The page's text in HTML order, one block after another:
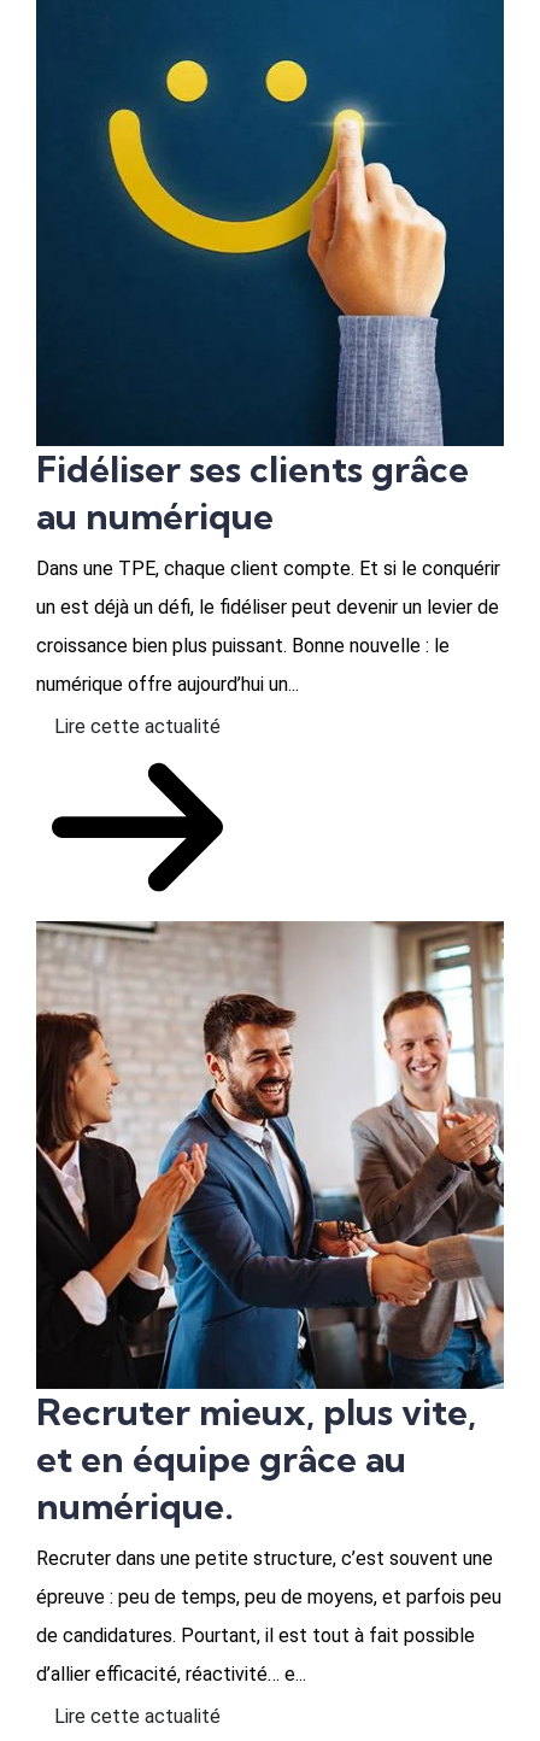
Fidéliser ses clients grâce
au numérique
Dans une TPE, chaque client compte. Et si le conquérir
un est déjà un défi, le fidéliser peut devenir un levier de
croissance bien plus puissant. Bonne nouvelle : le
numérique offre aujourd’hui un...
Lire cette actualité
Recruter mieux, plus vite,
et en équipe grâce au
numérique.
Recruter dans une petite structure, c’est souvent une
épreuve : peu de temps, peu de moyens, et parfois peu
de candidatures. Pourtant, il est tout à fait possible
d’allier efficacité, réactivité… e...
Lire cette actualité